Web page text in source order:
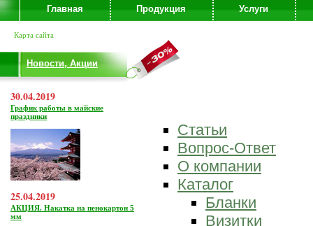
Главная Продукция Услуги
Карта сайта
Новости, Акции
30.04.2019
График работы в майские
праздники
25.04.2019
АКЦИЯ. Накатка на пенокартон 5
мм
Статьи
Вопрос-Ответ
О компании
Каталог
Бланки
Визитки